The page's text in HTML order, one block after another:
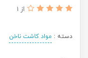
از 1
دسته : مواد کاشت ناخن